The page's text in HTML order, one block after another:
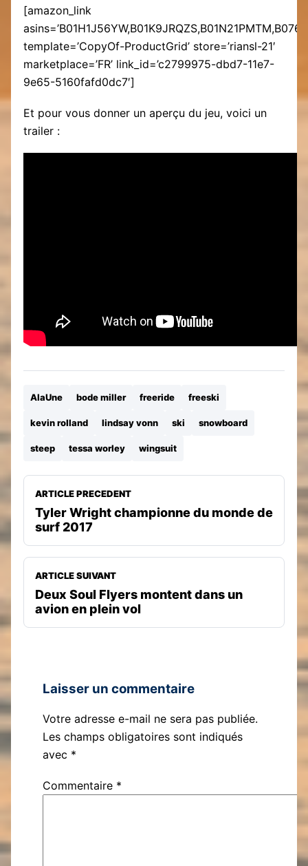
[amazon_link
template=’CopyOf-ProductGrid’ store=’riansl-21′
marketplace=’FR’ link_id=’c2799975-dbd7-11e7-
9e65-5160fafd0dc7′]
Et pour vous donner un aperçu du jeu, voici un
trailer :
AlaUne bode miller freeride freeski
kevin rolland lindsay vonn ski snowboard
steep tessa worley wingsuit
ARTICLE PRECEDENT
Tyler Wright championne du monde de
surf 2017
ARTICLE SUIVANT
Deux Soul Flyers montent dans un
avion en plein vol
Laisser un commentaire
Votre adresse e-mail ne sera pas publiée.
Les champs obligatoires sont indiqués
avec *
Commentaire *